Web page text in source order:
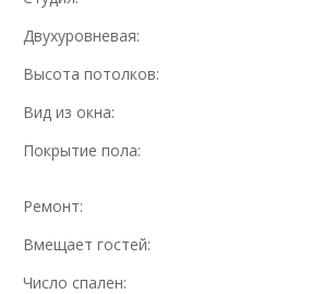
Двухуровневая:
Высота потолков:
Вид из окна:
Покрытие пола:
Ремонт:
Вмещает гостей:
Число спален: